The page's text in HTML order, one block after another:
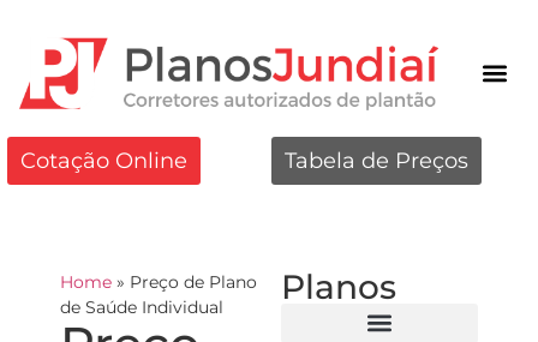
Cotação Online Tabela de Preços
Home » Preço de Plano
de Saúde Individual
Planos